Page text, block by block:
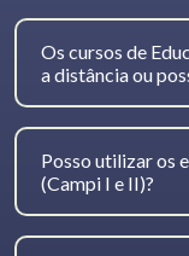
Os cursos de
a distância ou
Posso utilizar os
(Campi I e II)?